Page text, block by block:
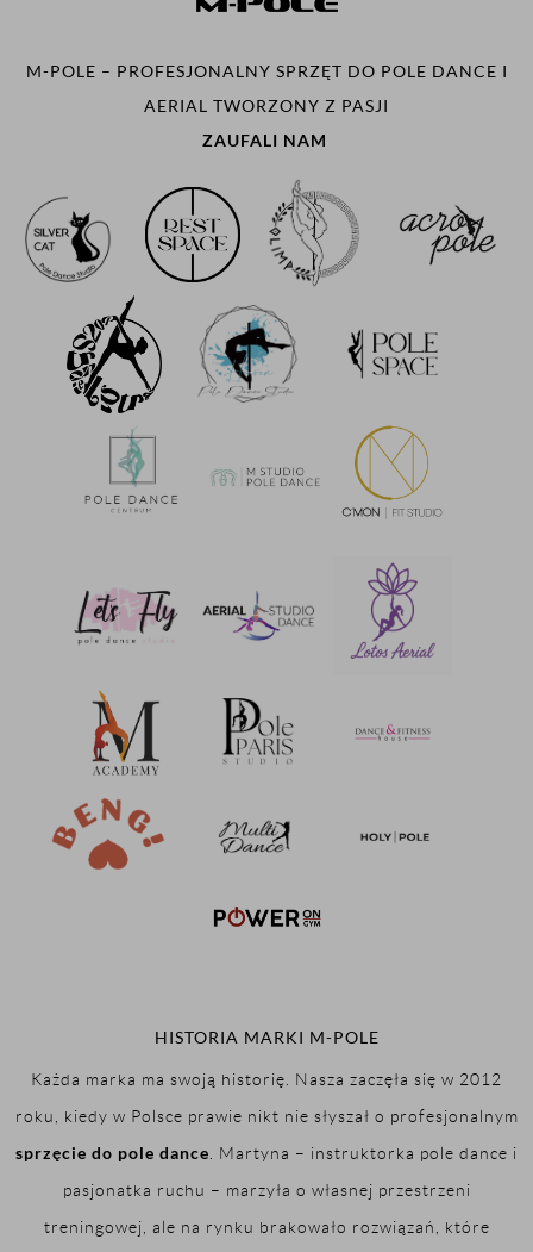
M-POLE – PROFESJONALNY SPRZĘT DO POLE DANCE I
AERIAL TWORZONY Z PASJI
ZAUFALI NAM
HISTORIA MARKI M-POLE
Każda marka ma swoją historię. Nasza zaczęła się w 2012
roku, kiedy w Polsce prawie nikt nie słyszał o profesjonalnym
sprzęcie do pole dance . Martyna – instruktorka pole dance i
pasjonatka ruchu – marzyła o własnej przestrzeni
treningowej, ale na rynku brakowało rozwiązań, które